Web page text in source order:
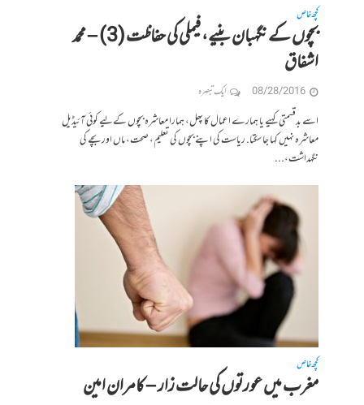
کچھ خاص
بچوں کے نگہبان بنیے، فیملی کی حفاظت (3) – محمد
اشفاق
08/28/2016 ایک تبصرہ
اسے بدقسمتی کہیے یا ہمارے اعمال کا پھل، ہمارا معاشرہ بچوں کےلیے کوئی آئیڈیل
معاشرہ نہیں کہا جا سکتا. ریاست کی اپنے بچوں کی تعلیم، صحت، ماں اور بچے کی
نگہداشت،...
کچھ خاص
مغرب میں عورتوں کی حالت زار – کامران امین